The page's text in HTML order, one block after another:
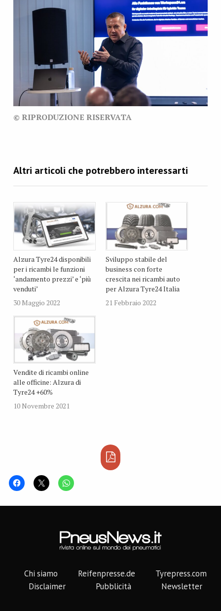
© RIPRODUZIONE RISERVATA
Alzura Tyre24 disponibili
per i ricambi le funzioni
‘andamento prezzi’ e ‘più
venduti’
30 Maggio 2022
Sviluppo stabile del
business con forte
crescita nei ricambi auto
per Alzura Tyre24 Italia
21 Febbraio 2022
Vendite di ricambi online
alle officine: Alzura di
Tyre24 +60%
10 Novembre 2021
Chi siamo Reifenpresse.de
Tyrepress.com
Disclaimer
Pubblicità Newsletter